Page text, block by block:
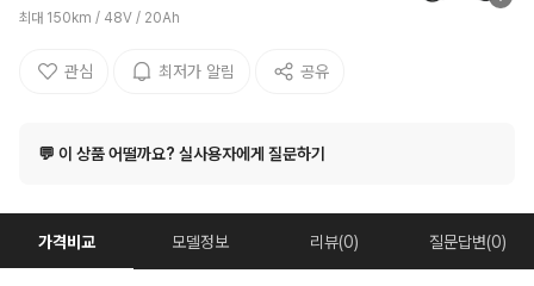
최대 150km / 48V / 20Ah
관심 최저가 알림 공유
💬 이 상품 어떨까요? 실사용자에게 질문하기
가격비교 모델정보 리뷰(0) 질문답변(0)